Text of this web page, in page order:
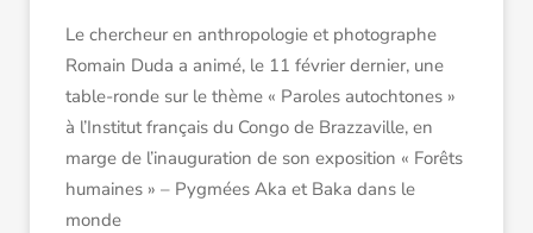
Le chercheur en anthropologie et photographe
Romain Duda a animé, le 11 février dernier, une
table-ronde sur le thème « Paroles autochtones »
à l’Institut français du Congo de Brazzaville, en
marge de l’inauguration de son exposition « Forêts
humaines » – Pygmées Aka et Baka dans le
monde